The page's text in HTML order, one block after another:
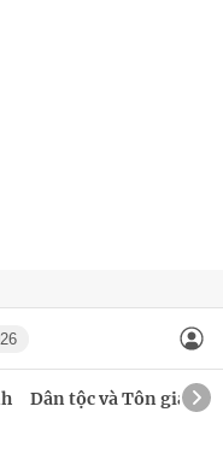
Dân tộc và Tôn giáo